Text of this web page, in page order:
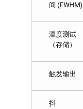
间 (FWHM)
温度测试
（存储）
触发输出
抖